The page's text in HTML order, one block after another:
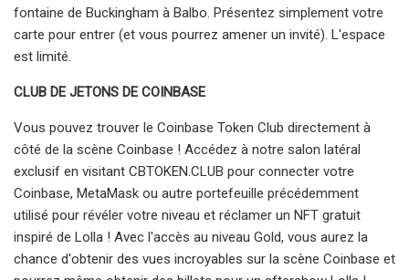
fontaine de Buckingham à Balbo. Présentez simplement votre
carte pour entrer (et vous pourrez amener un invité). L'espace
est limité.
CLUB DE JETONS DE COINBASE
Vous pouvez trouver le Coinbase Token Club directement à
côté de la scène Coinbase ! Accédez à notre salon latéral
exclusif en visitant CBTOKEN.CLUB pour connecter votre
Coinbase, MetaMask ou autre portefeuille précédemment
utilisé pour révéler votre niveau et réclamer un NFT gratuit
inspiré de Lolla ! Avec l'accès au niveau Gold, vous aurez la
chance d'obtenir des vues incroyables sur la scène Coinbase et